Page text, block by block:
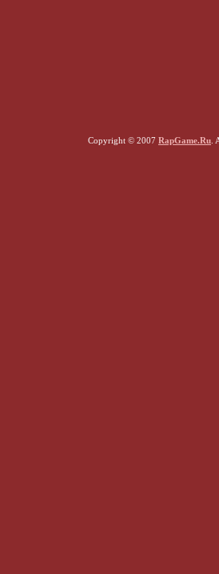
Copyright © 2007 RapGame.Ru